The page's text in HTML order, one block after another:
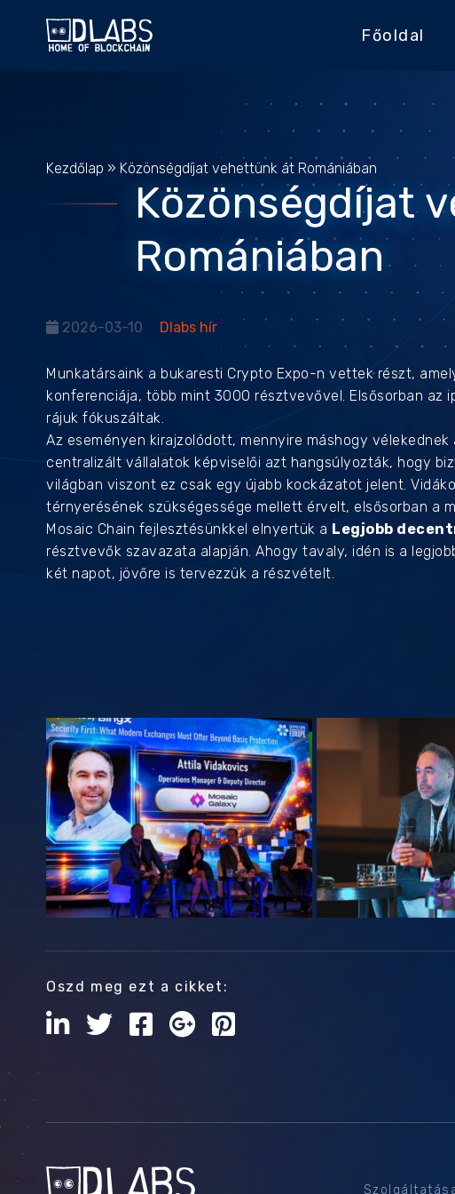
Főoldal
Kezdőlap » Közönségdíjat vehettünk át Romániában
Közönségdíjat
Romániában
2026-03-10 Dlabs hír
Munkatársaink a bukaresti Crypto Expo-n vettek részt,
konferenciája, több mint 3000 résztvevővel. Elsősorban az
rájuk fókuszáltak.
Az eseményen kirajzolódott, mennyire máshogy
centralizált vállalatok képviselői azt hangsúlyozták, hogy
világban viszont ez csak egy újabb kockázatot jelent.
térnyerésének szükségessége mellett érvelt, elsősorban a
Mosaic Chain fejlesztésünkkel elnyertük a Legjobb
résztvevők szavazata alapján. Ahogy tavaly, idén is a
két napot, jövőre is tervezzük a részvételt.
Oszd meg ezt a cikket: